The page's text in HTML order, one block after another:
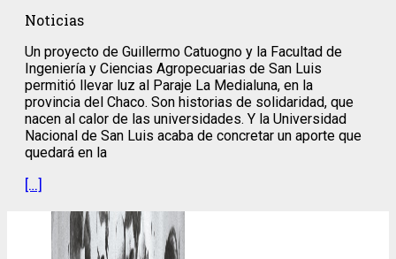
Noticias
Un proyecto de Guillermo Catuogno y la Facultad de
Ingeniería y Ciencias Agropecuarias de San Luis
permitió llevar luz al Paraje La Medialuna, en la
provincia del Chaco. Son historias de solidaridad, que
nacen al calor de las universidades. Y la Universidad
Nacional de San Luis acaba de concretar un aporte que
quedará en la
[…]